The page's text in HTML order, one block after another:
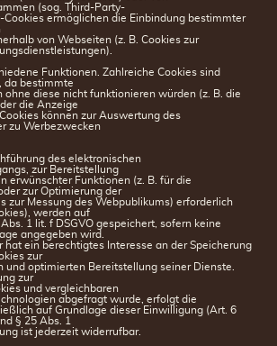
(sog. Third-Party-
Cookies ermöglichen die Einbindung bestimmter
von Webseiten (z. B. Cookies zur
Funktionen. Zahlreiche Cookies sind
da bestimmte
diese nicht funktionieren würden (z. B. die
die Anzeige
können zur Auswertung des
zu Werbezwecken
des elektronischen
zur Bereitstellung
erwünschter Funktionen (z. B. für die
zur Optimierung der
zur Messung des Webpublikums) erforderlich
werden auf
1 lit. f DSGVO gespeichert, sofern keine
angegeben wird.
hat ein berechtigtes Interesse an der Speicherung
zur
und optimierten Bereitstellung seiner Dienste.
zur
und vergleichbaren
abgefragt wurde, erfolgt die
auf Grundlage dieser Einwilligung (Art. 6
§ 25 Abs. 1
ist jederzeit widerrufbar.